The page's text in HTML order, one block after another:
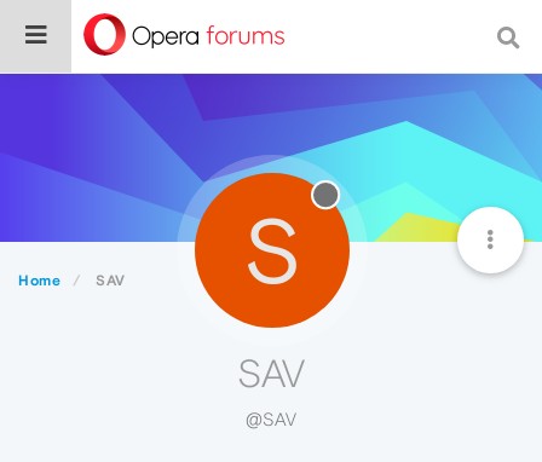
Home SAV S
SAV
@SAV